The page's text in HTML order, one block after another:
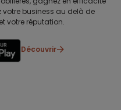
votre business au delà de
votre réputation.
Découvrir